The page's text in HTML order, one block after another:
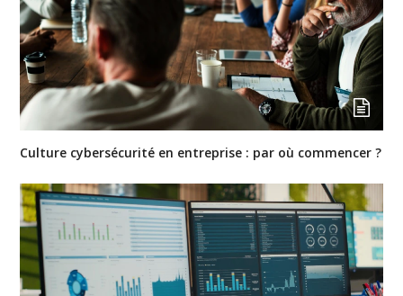
Culture cybersécurité en entreprise : par où commencer ?